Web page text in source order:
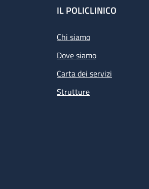
Footer
IL POLICLINICO
Chi siamo
Dove siamo
Carta dei servizi
Strutture